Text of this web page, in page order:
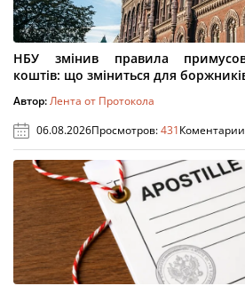
НБУ змінив правила
коштів: що зміниться для
Автор:Лента от Протокола
06.08.2026Просмотров:431